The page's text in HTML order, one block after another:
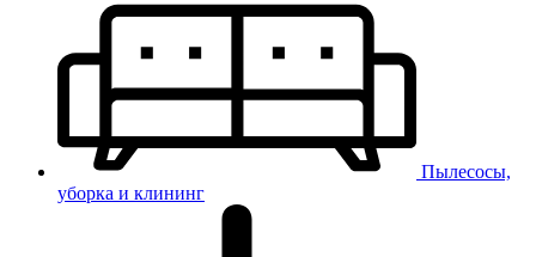
Пылесосы,
уборка и клининг